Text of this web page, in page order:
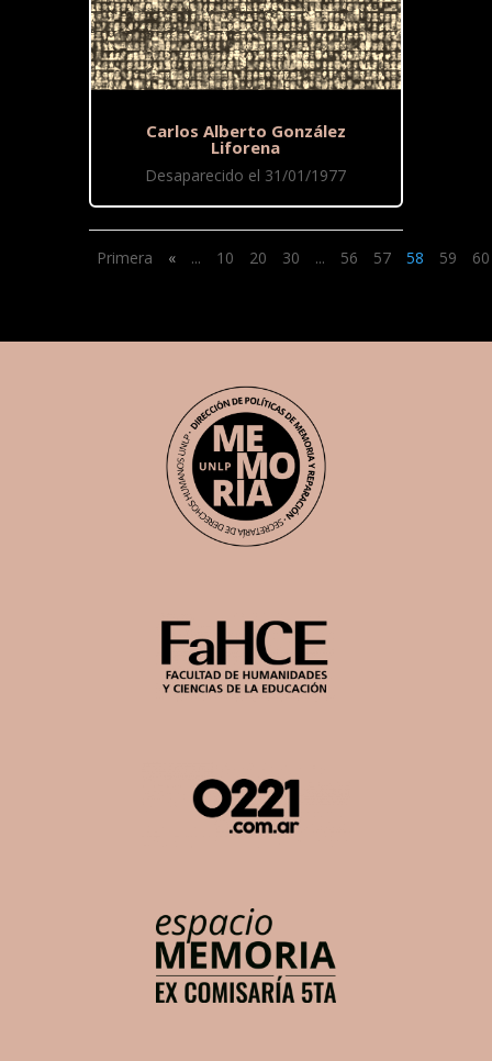
Carlos Alberto González
Liforena
Desaparecido el 31/01/1977
Primera « ... 10 20 30 ... 56 57 58 59 60